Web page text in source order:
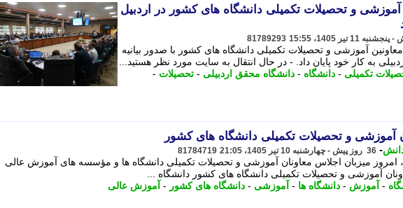
آموزشی و تحصیلات تکمیلی دانشگاه های کشور در اردبیل
81789293
آموزشی و تحصیلات تکمیلی دانشگاه های کشور با صدور بیانیه
به کار خود پایان داد. - در ﺣﺎل اﻧﺘﻘﺎل ﺑﻪ ﺳﺎﯾﺖ ﻣﻮرد ﻧﻈﺮ ﻫﺴﺘﯿﺪ...
تکمیلی - دانشگاه - دانشگاه محقق اردبیلی - تحصیلات -
آموزشی و تحصیلات تکمیلی دانشگاه های کشور
- 36 روز پیش - چهارشنبه 10 تیر 1405، 21:05 81784719
امروز میزبان اجلاس معاونان آموزشی و تحصیلات تکمیلی دانشگاه ها و مؤسسه های آموزش عالی
آموزشی و تحصیلات تکمیلی دانشگاه های کشور دانشگاه ...
- آموزش - دانشگاه ها - آموزشی - دانشگاه های کشور - آموزش عالی